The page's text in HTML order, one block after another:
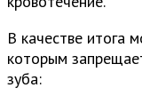
В качестве итога
которым
зуба: